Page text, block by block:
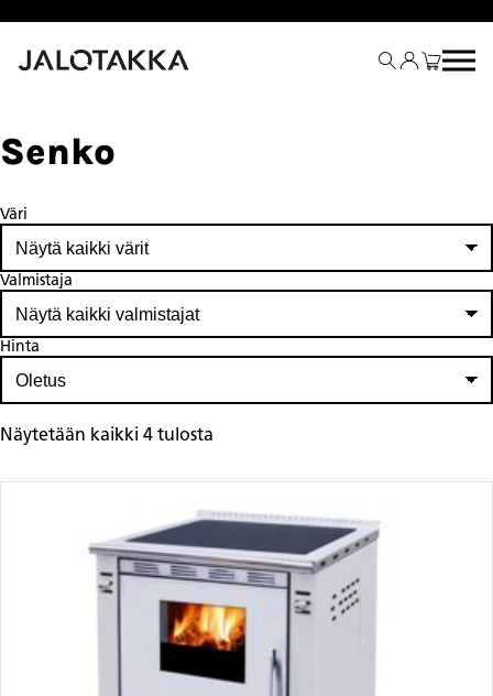
Senko
Väri
Valmistaja
Hinta
Näytetään kaikki 4 tulosta